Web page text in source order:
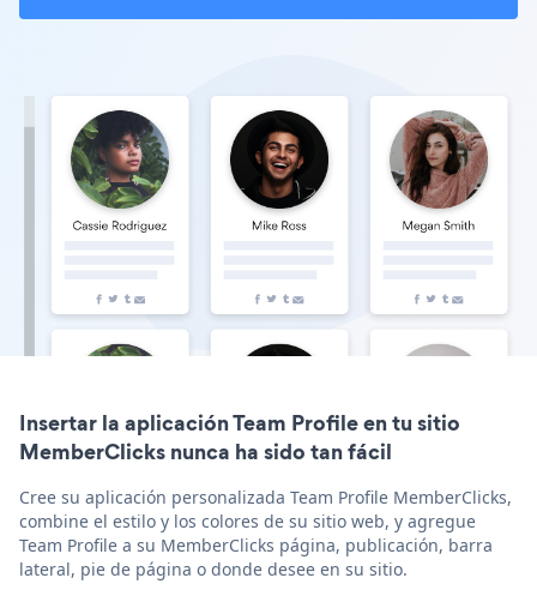
Insertar la aplicación Team Profile en tu sitio
MemberClicks nunca ha sido tan fácil
Cree su aplicación personalizada Team Profile MemberClicks,
combine el estilo y los colores de su sitio web, y agregue
Team Profile a su MemberClicks página, publicación, barra
lateral, pie de página o donde desee en su sitio.